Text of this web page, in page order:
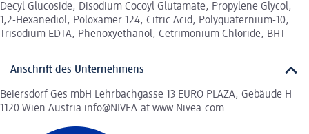
Decyl Glucoside, Disodium Cocoyl Glutamate, Propylene Glycol,
1,2-Hexanediol, Poloxamer 124, Citric Acid, Polyquaternium-10,
Trisodium EDTA, Phenoxyethanol, Cetrimonium Chloride, BHT
Anschrift des Unternehmens
Beiersdorf Ges mbH Lehrbachgasse 13 EURO PLAZA, Gebäude H
1120 Wien Austria info@NIVEA.at www.Nivea.com